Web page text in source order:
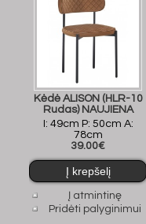
Kėdė ALISON (HLR-10
Rudas) NAUJIENA
I: 49cm P: 50cm A:
78cm
39.00€
Į atmintinę
Pridėti palyginimui